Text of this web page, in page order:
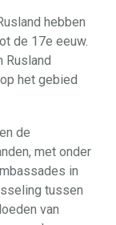
hebben
de 17e eeuw.
Rusland
het gebied
de
met onder
in
tussen
van